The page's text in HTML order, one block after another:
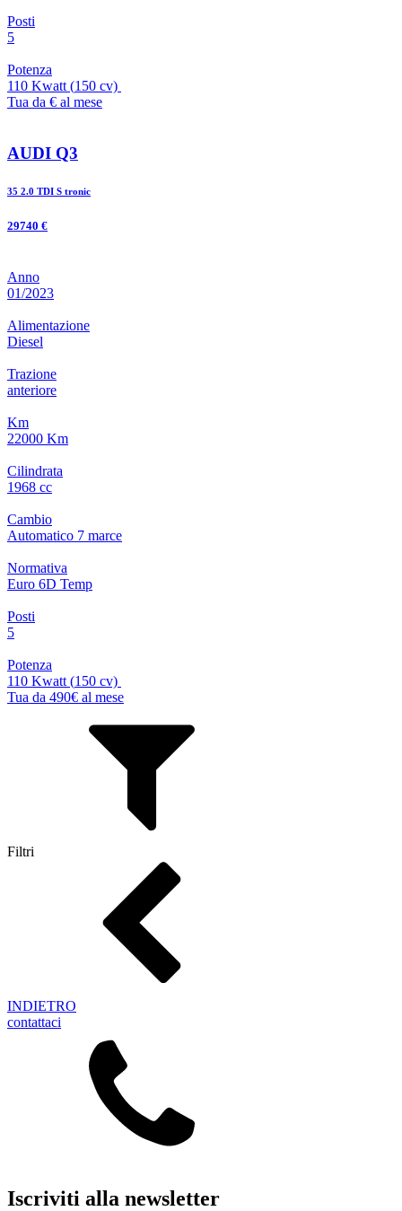
Posti
5
Potenza
110 Kwatt (150 cv)
Tua da € al mese
AUDI Q3
35 2.0 TDI S tronic
29740 €
Anno
01/2023
Alimentazione
Diesel
Trazione
anteriore
Km
22000 Km
Cilindrata
1968 cc
Cambio
Automatico 7 marce
Normativa
Euro 6D Temp
Posti
5
Potenza
110 Kwatt (150 cv)
Tua da 490€ al mese
Filtri
INDIETRO
contattaci
Iscriviti alla newsletter